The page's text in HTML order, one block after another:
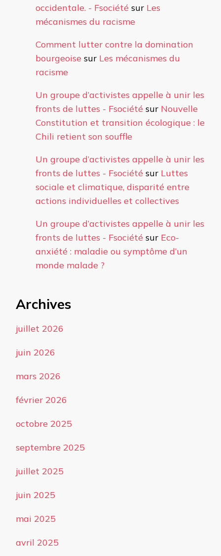
occidentale. - Fsociété sur Les
mécanismes du racisme
Comment lutter contre la domination
bourgeoise sur Les mécanismes du
racisme
Un groupe d’activistes appelle à unir les
fronts de luttes - Fsociété sur Nouvelle
Constitution et transition écologique : le
Chili retient son souffle
Un groupe d’activistes appelle à unir les
fronts de luttes - Fsociété sur Luttes
sociale et climatique, disparité entre
actions individuelles et collectives
Un groupe d’activistes appelle à unir les
fronts de luttes - Fsociété sur Eco-
anxiété : maladie ou symptôme d’un
monde malade ?
Archives
juillet 2026
juin 2026
mars 2026
février 2026
octobre 2025
septembre 2025
juillet 2025
juin 2025
mai 2025
avril 2025